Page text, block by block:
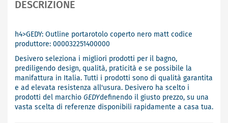
DESCRIZIONE
h4>GEDY: Outline portarotolo coperto nero matt codice
produttore: 000032251400000
Desivero seleziona i migliori prodotti per il bagno,
prediligendo design, qualità, praticità e se possibile la
manifattura in Italia. Tutti i prodotti sono di qualità garantita
e ad elevata resistenza all'usura. Desivero ha scelto i
prodotti del marchio GEDYdefinendo il giusto prezzo, su una
vasta scelta di referenze disponibili rapidamente a casa tua.